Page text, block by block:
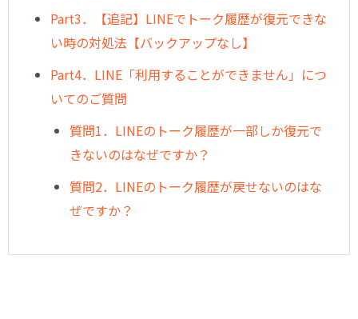
Part3．【追記】LINEでトーク履歴が復元できな
い時の対処法【バックアップなし】
Part4．LINE「利用することができません」につ
いてのご質問
質問1．LINEのトーク履歴が一部しか復元で
きないのはなぜですか？
質問2．LINEのトーク履歴が戻せないのはな
ぜですか？